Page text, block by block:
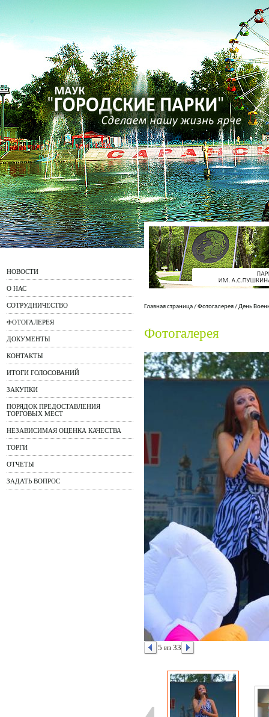
НОВОСТИ
О НАС
СОТРУДНИЧЕСТВО
ФОТОГАЛЕРЕЯ
ДОКУМЕНТЫ
КОНТАКТЫ
ИТОГИ ГОЛОСОВАНИЙ
ЗАКУПКИ
ПОРЯДОК ПРЕДОСТАВЛЕНИЯ
ТОРГОВЫХ МЕСТ
НЕЗАВИСИМАЯ ОЦЕНКА КАЧЕСТВА
ТОРГИ
ОТЧЕТЫ
ЗАДАТЬ ВОПРОС
Главная страница/Фотогалерея/День
Фотогалерея
5 из 33